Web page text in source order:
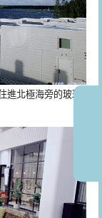
北極海旁的玻璃